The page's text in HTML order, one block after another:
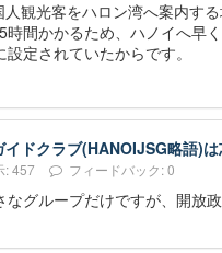
観光客をハロン湾へ案内する
間かかるため、ハノイへ早
定されていたからです。
ドクラブ(HANOIJSG略語)
: 457 フィードバック: 0
グループだけですが、開放